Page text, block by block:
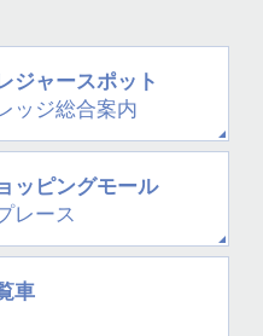
ジャースポット
ッジ総合案内
ッピングモール
レース
車